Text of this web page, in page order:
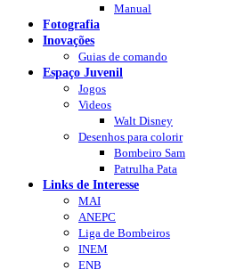
Manual
Fotografia
Inovações
Guias de comando
Espaço Juvenil
Jogos
Videos
Walt Disney
Desenhos para colorir
Bombeiro Sam
Patrulha Pata
Links de Interesse
MAI
ANEPC
Liga de Bombeiros
INEM
ENB